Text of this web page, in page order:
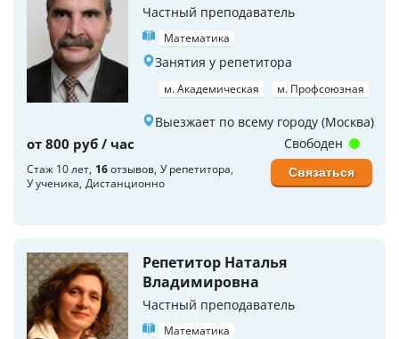
Частный преподаватель
Математика
Занятия у репетитора
м. Академическая м. Профсоюзная
Выезжает по всему городу (Москва)
от 800 руб / час
Стаж 10 лет 16отзывов У репетитора
У ученика Дистанционно
Свободен
Связаться
Репетитор Наталья
Владимировна
Частный преподаватель
Математика